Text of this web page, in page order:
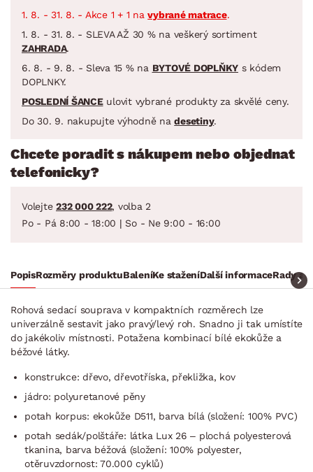
1. 8. - 31. 8. - Akce 1 + 1 navybrané matrace.
1. 8. - 31. 8. - SLEVA AŽ 30 % na veškerý sortiment
ZAHRADA.
6. 8. - 9. 8. - Sleva 15 % na BYTOVÉ DOPLŇKY s kódem
DOPLNKY.
POSLEDNÍ ŠANCEulovit vybrané produkty za skvělé ceny.
Do 30. 9. nakupujte výhodně nadesetiny.
Chcete poradit s nákupem nebo objednat
telefonicky?
Volejte 232 000 222, volba 2
Po - Pá 8:00 - 18:00 | So - Ne 9:00 - 16:00
PopisRozměry produktuBaleníKe staženíDalší informaceRady a
Rohová sedací souprava v kompaktních rozměrech lze
univerzálně sestavit jako pravý/levý roh. Snadno ji tak umístíte
do jakékoliv místnosti. Potažena kombinací bílé ekokůže a
béžové látky.
konstrukce: dřevo, dřevotříska, překližka, kov
jádro: polyuretanové pěny
potah korpus: ekokůže D511, barva bílá (složení: 100% PVC)
potah sedák/polštáře: látka Lux 26 – plochá polyesterová
tkanina, barva béžová (složení: 100% polyester,
otěruvzdornost: 70.000 cyklů)